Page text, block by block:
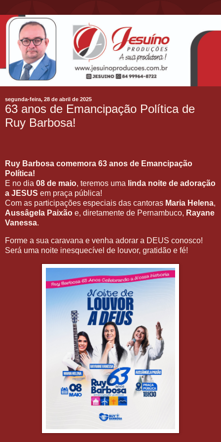
segunda-feira, 28 de abril de 2025
63 anos de Emancipação Política de
Ruy Barbosa!
Ruy Barbosa comemora 63 anos de Emancipação
Política!
E no dia 08 de maio, teremos uma linda noite de adoração
a JESUS em praça pública!
Com as participações especiais das cantoras Maria Helena,
Aussâgela Paixão e, diretamente de Pernambuco, Rayane
Vanessa.
Forme a sua caravana e venha adorar a DEUS conosco!
Será uma noite inesquecível de louvor, gratidão e fé!